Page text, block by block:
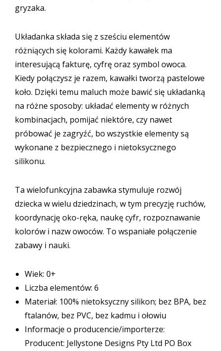
gryzaka.
Układanka składa się z sześciu elementów
różniących się kolorami. Każdy kawałek ma
interesującą fakturę, cyfrę oraz symbol owoca.
Kiedy połączysz je razem, kawałki tworzą pastelowe
koło. Dzięki temu maluch może bawić się układanką
na różne sposoby: układać elementy w różnych
kombinacjach, pomijać niektóre, czy nawet
próbować je zagryźć, bo wszystkie elementy są
wykonane z bezpiecznego i nietoksycznego
silikonu.
Ta wielofunkcyjna zabawka stymuluje rozwój
dziecka w wielu dziedzinach, w tym precyzję ruchów,
koordynację oko-ręka, naukę cyfr, rozpoznawanie
kolorów i nazw owoców. To wspaniałe połączenie
zabawy i nauki.
Wiek: 0+
Liczba elementów: 6
Materiał: 100% nietoksyczny silikon; bez BPA, bez
ftalanów, bez PVC, bez kadmu i ołowiu
Informacje o producencie/importerze:
Producent: Jellystone Designs Pty Ltd PO Box